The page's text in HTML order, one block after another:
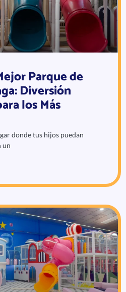
Parque de
Diversión
los Más
donde tus hijos puedan
un